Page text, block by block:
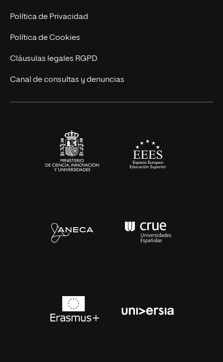
Marketing y Comunicación
Ingeniería
Diseño
Ciencias de la Salud
Política de Privacidad
Política de Cookies
Cláusulas legales RGPD
Canal de consultas y denuncias